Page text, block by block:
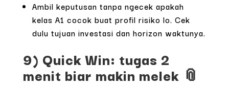
Ambil keputusan tanpa ngecek apakah
kelas A1 cocok buat profil risiko lo. Cek
dulu tujuan investasi dan horizon waktunya.
9) Quick Win: tugas 2
menit biar makin melek 📎